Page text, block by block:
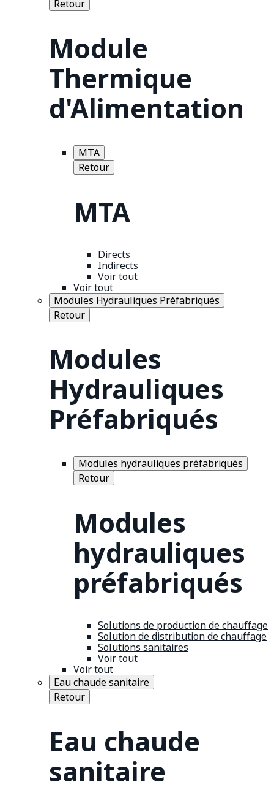
Retour
Module
Thermique
d'Alimentation
MTA
Retour
MTA
Directs
Indirects
Voir tout
Voir tout
Modules Hydrauliques Préfabriqués
Retour
Modules
Hydrauliques
Préfabriqués
Modules hydrauliques préfabriqués
Retour
Modules
hydrauliques
préfabriqués
Solutions de production de chauffage
Solution de distribution de chauffage
Solutions sanitaires
Voir tout
Voir tout
Eau chaude sanitaire
Retour
Eau chaude
sanitaire